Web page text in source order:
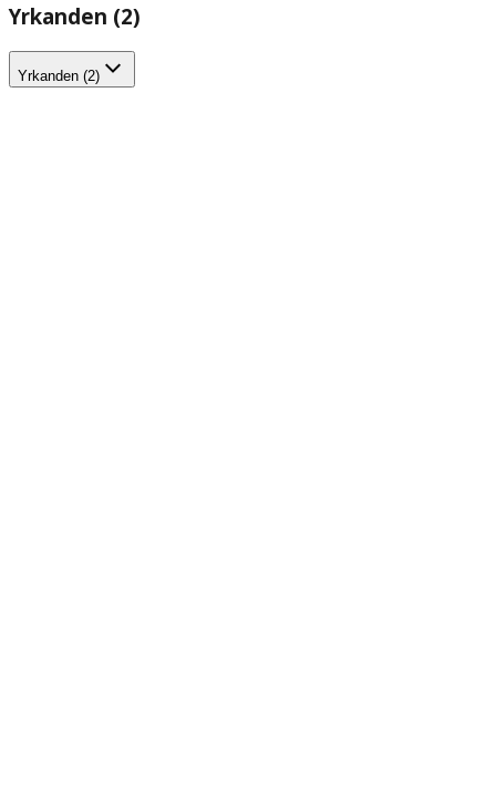
Yrkanden (2)
Yrkanden (2)